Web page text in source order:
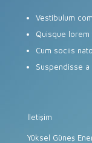
Vestibulum
Quisque
Cum sociis
Suspendisse
İletişim
Yüksel Güneş